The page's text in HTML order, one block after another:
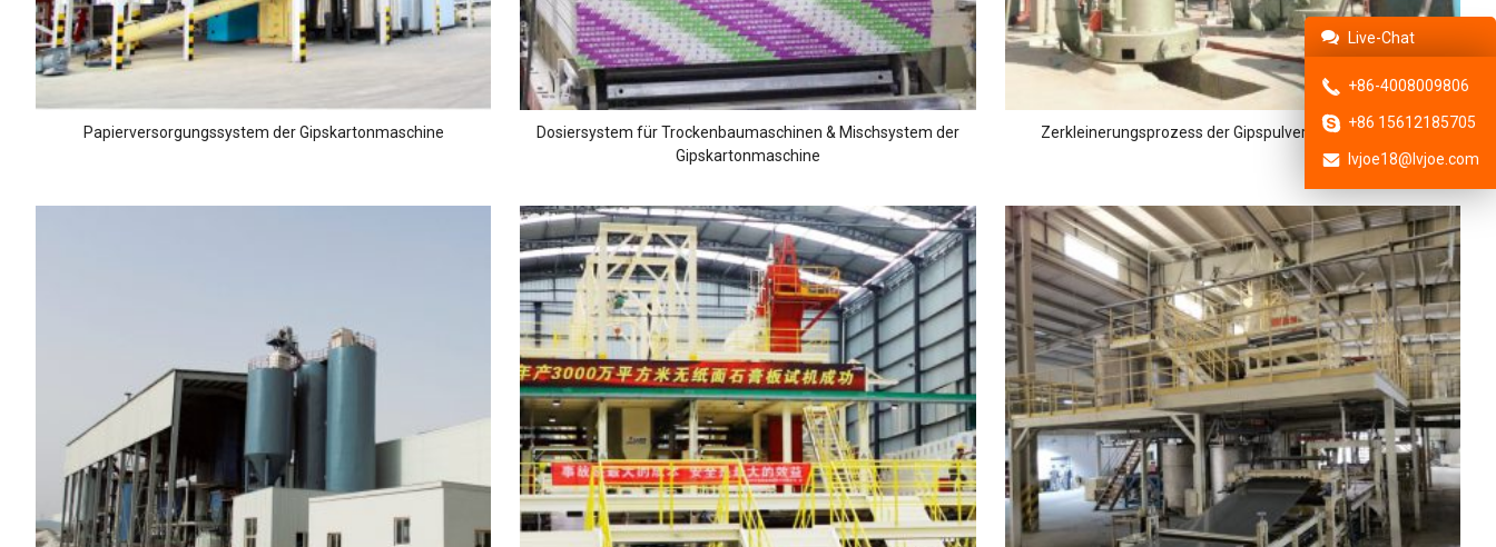
Papierversorgungssystem der Gipskartonmaschine
Dosiersystem für Trockenbaumaschinen & Mischsystem der
Gipskartonmaschine
Zerkleinerungsprozess der Gipspulver-Produktionslinie
Live-Chat
+86-4008009806
+86 15612185705
lvjoe18@lvjoe.com